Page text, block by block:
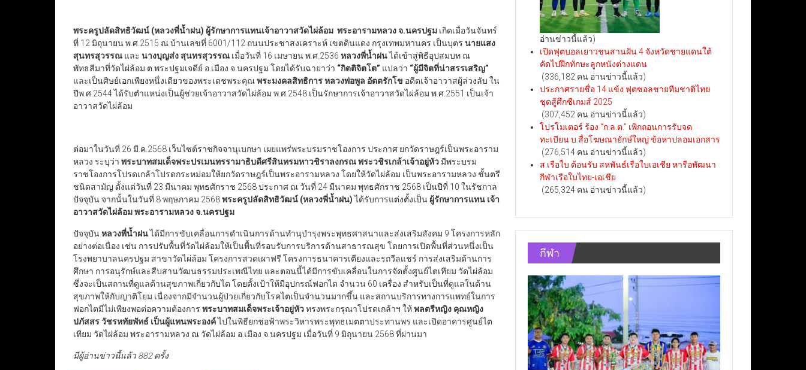
พระครูปลัดสิทธิวัฒน์ (หลวงพี่น้ำฝน) ผู้รักษาการแทนเจ้าอาวาสวัดไผ่ล้อม พระอารามหลวง จ.นครปฐม เกิดเมื่อวันจันทร์
ที่ 12 มิถุนายน พ.ศ.2515 ณ บ้านเลขที่ 6001/112 ถนนประชาสงเคราะห์ เขตดินแดง กรุงเทพมหานคร เป็นบุตร นายแสง
สุนทรสุวรรณ และ นางบุญส่ง สุนทรสุวรรณ เมื่อวันที่ 16 เมษายน พ.ศ.2536 หลวงพี่น้ำฝนได้เข้าสู่พิธีอุปสมบท ณ
พัทธสีมาที่วัดไผ่ล้อม ต.พระปฐมเจดีย์ อ.เมือง จ.นครปฐม โดยได้รับฉายาว่า “กิตติจิตโต” แปลว่า “ผู้มีจิตที่น่าสรรเสริญ”
และเป็นศิษย์เอกเพียงหนึ่งเดียวของพระเดชพระคุณพระมงคลสิทธิการ หลวงพ่อพูล อัตตรักโข อดีตเจ้าอาวาสผู้ล่วงลับ ใน
ปีพ.ศ.2544 ได้รับตำแหน่งเป็นผู้ช่วยเจ้าอาวาสวัดไผ่ล้อม พ.ศ.2548 เป็นรักษาการเจ้าอาวาสวัดไผ่ล้อม พ.ศ.2551 เป็นเจ้า
อาวาสวัดไผ่ล้อม
ต่อมาในวันที่ 26 มี.ค.2568 เว็บไซต์ราชกิจจานุเบกษา เผยแพร่พระบรมราชโองการ ประกาศ ยกวัดราษฎร์เป็นพระอาราม
หลวง ระบุว่า พระบาทสมเด็จพระปรเมนทรรามาธิบดีศรีสินทรมหาวชิราลงกรณ พระวชิรเกล้าเจ้าอยู่หัว มีพระบรม
ราชโองการโปรดเกล้าโปรดกระหม่อมให้ยกวัดราษฎร์เป็นพระอารามหลวง โดยให้วัดไผ่ล้อม เป็นพระอารามหลวง ชั้นตรี
ชนิดสามัญ ตั้งแต่วันที่ 23 มีนาคม พุทธศักราช 2568 ประกาศ ณ วันที่ 24 มีนาคม พุทธศักราช 2568 เป็นปีที่ 10 ในรัชกาล
ปัจจุบัน จากนั้นในวันที่ 8 พฤษภาคม 2568พระครูปลัดสิทธิวัฒน์ (หลวงพี่น้ำฝน)ได้รับการแต่งตั้งเป็น ผู้รักษาการแทน เจ้า
อาวาสวัดไผ่ล้อม พระอารามหลวง จ.นครปฐม
ปัจจุบันหลวงพี่น้ำฝนได้มีการขับเคลื่อนการดำเนินการด้านทำนุบำรุงพระพุทธศาสนาและส่งเสริมสังคม 9 โครงการหลัก
อย่างต่อเนื่อง เช่น การปรับพื้นที่วัดไผ่ล้อมให้เป็นพื้นที่รอบรับการบริการด้านสาธารณสุข โดยการเปิดพื้นที่ส่วนหนึ่งเป็น
โรงพยาบาลนครปฐม สาขาวัดไผ่ล้อม โครงการสวดเผาฟรี โครงการธนาคารเตียงและรถวีลแชร์ การส่งเสริมด้านการ
ศึกษา การอนุรักษ์และสืบสานวัฒนธรรมประเพณีไทย และตอนนี้ได้มีการขับเคลื่อนในการจัดตั้งศูนย์ไตเทียม วัดไผ่ล้อม
ซึ่งจะเป็นสถานที่ดูแลด้านสุขภาพเกี่ยวกับไต โดยตั้งเป้าให้มีอุปกรณ์ฟอกไต จำนวน 60 เครื่อง สำหรับเป็นที่ดูแลในด้าน
สุขภาพให้กับญาติโยม เนื่องจากมีจำนวนผู้ป่วยเกี่ยวกับโรคไตเป็นจำนวนมากขึ้น และสถานบริการทางการแพทย์ในการ
ฟอกไตมีไม่เพียงพอต่อความต้องการ พระบาทสมเด็จพระเจ้าอยู่หัวทรงพระกรุณาโปรดเกล้าฯ ให้พลตรีหญิง คุณหญิง
ปภัสสร วัชรหทัยพัทธ์ เป็นผู้แทนพระองค์ไปในพิธียกช่อฟ้าพระวิหารพระพุทธเมตตาประทานพร และเปิดอาคารศูนย์ไต
เทียม วัดไผ่ล้อม พระอารามหลวง ณ วัดไผ่ล้อม อ.เมือง จ.นครปฐม เมื่อวันที่ 9 มิถุนายน 2568 ที่ผ่านมา
มีผู้อ่านข่าวนี้แล้ว 882 ครั้ง
อ่านข่าวนี้แล้ว)
เปิดฟุตบอลเยาวชนสานฝัน 4 จังหวัดชายแดนใต้
คัดไปฝึกทักษะลูกหนังต่างแดน
(336,182 คน อ่านข่าวนี้แล้ว)
ประกาศรายชื่อ 14 แข้ง ฟุตซอลชายทีมชาติไทย
ชุดสู้ศึกซีเกมส์ 2025
(307,452 คน อ่านข่าวนี้แล้ว)
โปรโมเตอร์ ร้อง “ก.ล.ต.” เพิกถอนการรับจด
ทะเบียน บ.สื่อโฆษณายักษ์ใหญ่ ข้อหาปลอมเอกสาร
(276,514 คน อ่านข่าวนี้แล้ว)
ส.เรือใบ ต้อนรับ สหพันธ์เรือใบเอเชีย หารือพัฒนา
กีฬาเรือใบไทย-เอเชีย
(265,324 คน อ่านข่าวนี้แล้ว)
กีฬา